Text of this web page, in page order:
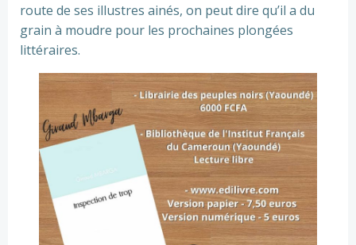
route de ses illustres ainés, on peut dire qu’il a du
grain à moudre pour les prochaines plongées
littéraires.